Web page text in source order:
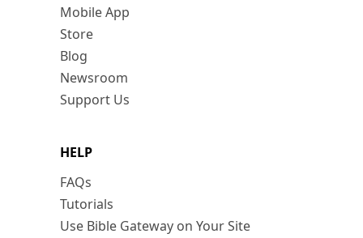
Mobile App
Store
Blog
Newsroom
Support Us
HELP
FAQs
Tutorials
Use Bible Gateway on Your Site